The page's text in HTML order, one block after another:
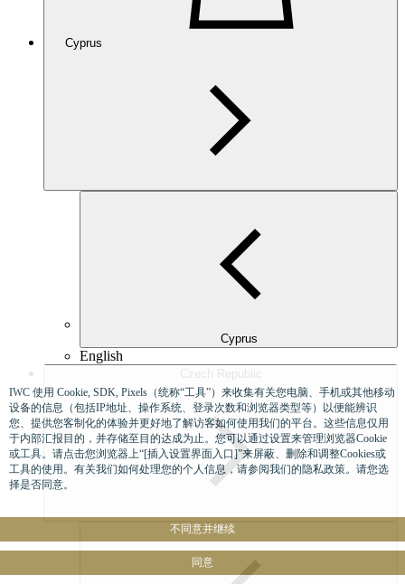
Cyprus
Cyprus
English
Czech Republic
IWC 使用 Cookie, SDK, Pixels（统称“工具”）来收集有关您电脑、手机或其他移动
设备的信息（包括IP地址、操作系统、登录次数和浏览器类型等）以便能辨识
您、提供您客制化的体验并更好地了解访客如何使用我们的平台。这些信息仅用
于内部汇报目的，并存储至目的达成为止。您可以通过设置来管理浏览器Cookie
或工具。请点击您浏览器上“[插入设置界面入口]”来屏蔽、删除和调整Cookies或
工具的使用。有关我们如何处理您的个人信息，请参阅我们的隐私政策。请您选
择是否同意。
不同意并继续
同意